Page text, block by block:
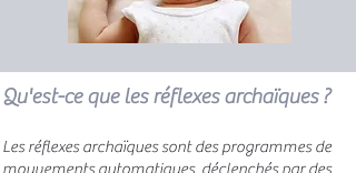
Qu'est-ce que les réflexes archaïques ?
Les réflexes archaïques sont des programmes de
mouvements automatiques, déclenchés par des